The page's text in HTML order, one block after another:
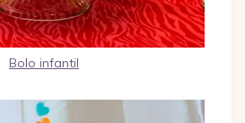
Bolo infantil